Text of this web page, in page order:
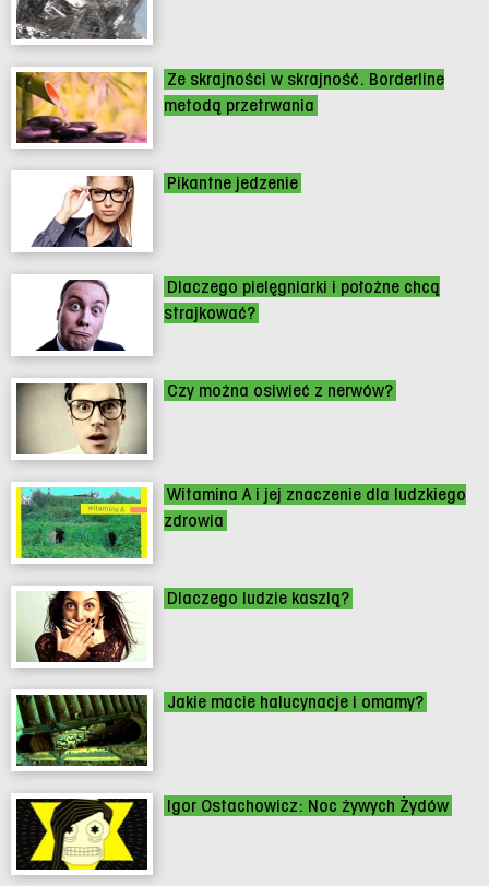
Ze skrajności w skrajność. Borderline
metodą przetrwania
Pikantne jedzenie
Dlaczego pielęgniarki i położne chcą
strajkować?
Czy można osiwieć z nerwów?
Witamina A i jej znaczenie dla ludzkiego
zdrowia
Dlaczego ludzie kaszlą?
Jakie macie halucynacje i omamy?
Igor Ostachowicz: Noc żywych Żydów